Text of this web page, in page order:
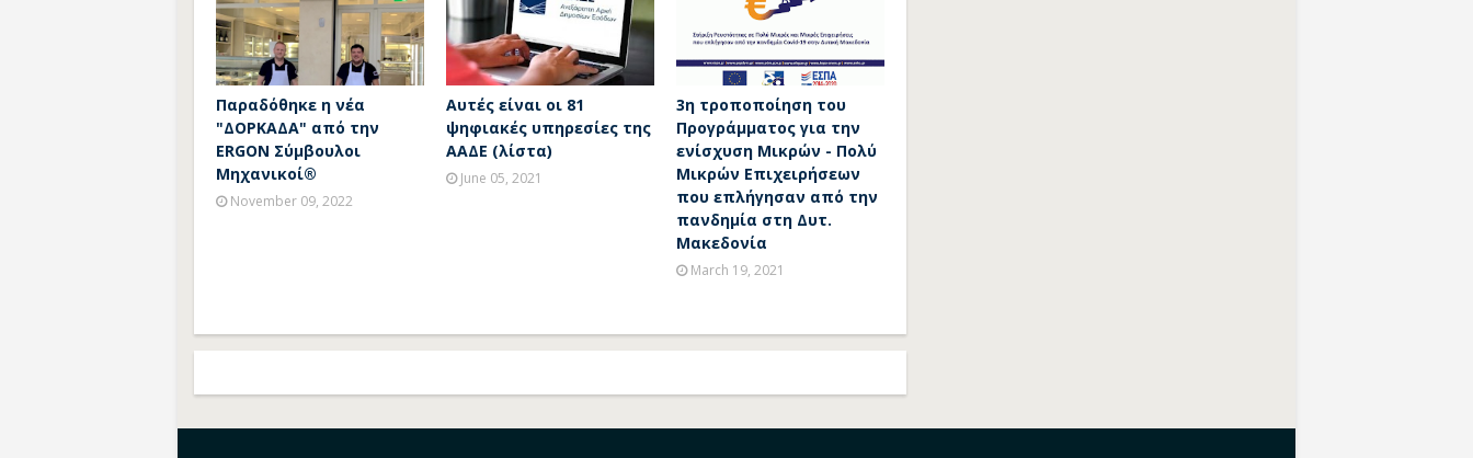
Παραδόθηκε η νέα
"ΔΟΡΚΑΔΑ" από την
ERGON Σύμβουλοι
Μηχανικοί®
November 09, 2022
Αυτές είναι οι 81
ψηφιακές υπηρεσίες της
ΑΑΔΕ (λίστα)
June 05, 2021
3η τροποποίηση του
Προγράμματος για την
ενίσχυση Μικρών - Πολύ
Μικρών Επιχειρήσεων
που επλήγησαν από την
πανδημία στη Δυτ.
Μακεδονία
March 19, 2021